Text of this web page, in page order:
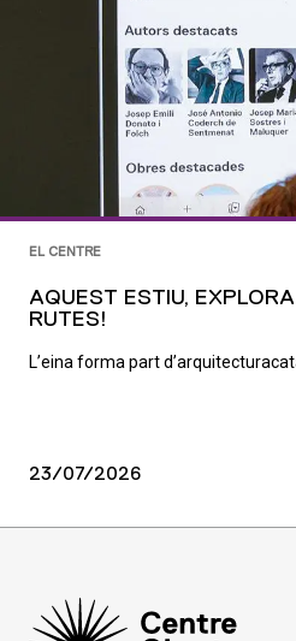
EL CENTRE
AQUEST ESTIU,
RUTES!
L’eina forma part
23/07/2026